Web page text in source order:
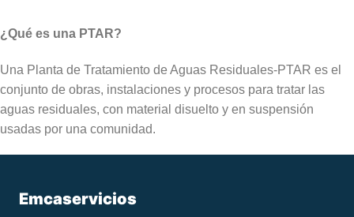
¿Qué es una PTAR?
Una Planta de Tratamiento de Aguas Residuales-PTAR es el
conjunto de obras, instalaciones y procesos para tratar las
aguas residuales, con material disuelto y en suspensión
usadas por una comunidad.
Emcaservicios